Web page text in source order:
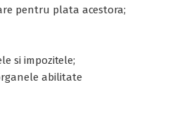
pentru plata acestora;
si impozitele;
abilitate